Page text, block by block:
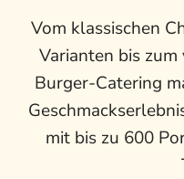
Vom klassischen
Varianten bis
Burger-Catering
mit bis zu 600